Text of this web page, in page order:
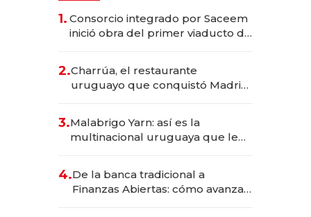
1. Consorcio integrado por Saceem
inició obra del primer viaducto de
millones
2.Charrúa, el restaurante
uruguayo que conquistó Madrid:
anticipación y prepara apertura
3.Malabrigo Yarn: así es la
multinacional uruguaya que le
4.De la banca tradicional a
Finanzas Abiertas: cómo avanza